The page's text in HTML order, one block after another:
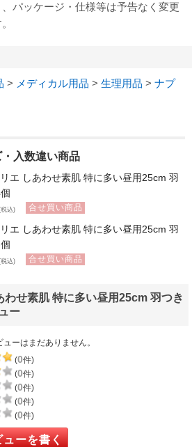
パッケージ・仕様等は予告なく変更
> メディカル用品 > 生理用品 > ナプ
入数違い商品
エ しあわせ素肌 特に多い昼用25cm 羽
込) 合せ買い商品
エ しあわせ素肌 特に多い昼用25cm 羽
込) 合せ買い商品
わせ素肌 特に多い昼用25cm 羽つき
ー
ューはまだありません。
(0件)
(0件)
(0件)
(0件)
(0件)
ューを書く